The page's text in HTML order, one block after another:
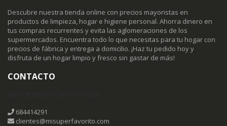
Descubre nuestra tienda online con precios mayoristas en
productos de limpieza, hogar e higiene personal. Ahorra dinero en
tus compras recurrentes y evita las aglomeraciones de los
supermercados. Encuentra todo lo que necesitas para tu hogar con
precios de fábrica y entrega a domicilio. ¡Haz tu pedido hoy y
disfruta de un hogar limpio y fresco sin gastar de más!
CONTACTO
684414291
clientes@misuperfavorito.com